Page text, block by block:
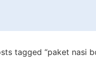
tagged “paket nasi